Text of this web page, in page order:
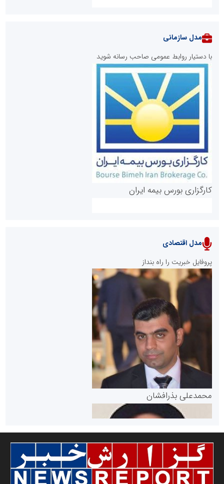
روابط عمومی خبرگزاری گزارش خبر
پایگاه خبری نهضت ملی مسکن
پایگاه خبری گفتمان یزد
مدل سازمانی
با دستیار روابط عمومی صاحب رسانه شوید
کارگزاری بورس بیمه ایران
سازمان بورس و اوراق بهادار
مرجع اخبار موثق در بازارسرمایه
سازمان صنعت،معدن و تجارت
مدل اقتصادی
پروفایل خبریت را راه بنداز
محمدعلی بذرافشان